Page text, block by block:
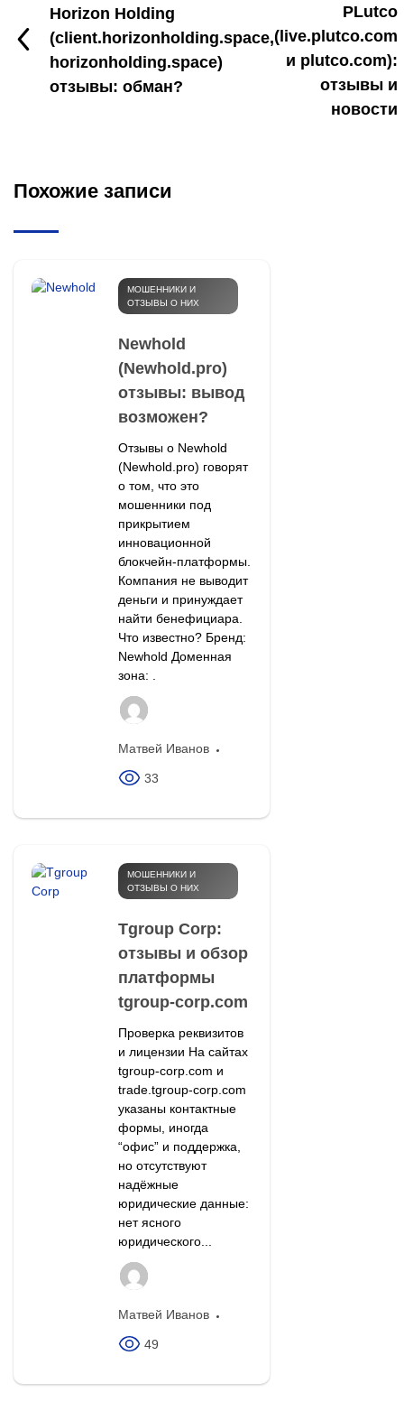
Horizon Holding
(client.horizonholding.space,
horizonholding.space)
отзывы: обман?
PLutco
(live.plutco.com
и plutco.com):
отзывы и
новости
Похожие записи
МОШЕННИКИ И
ОТЗЫВЫ О НИХ
Newhold
(Newhold.pro)
отзывы: вывод
возможен?
Отзывы о Newhold
(Newhold.pro) говорят
о том, что это
мошенники под
прикрытием
инновационной
блокчейн-платформы.
Компания не выводит
деньги и принуждает
найти бенефициара.
Что известно? Бренд:
Newhold Доменная
зона: .
Матвей Иванов
33
МОШЕННИКИ И
ОТЗЫВЫ О НИХ
Tgroup Corp:
отзывы и обзор
платформы
tgroup-corp.com
Проверка реквизитов
и лицензии На сайтах
tgroup-corp.com и
trade.tgroup-corp.com
указаны контактные
формы, иногда
“офис” и поддержка,
но отсутствуют
надёжные
юридические данные:
нет ясного
юридического...
Матвей Иванов
49